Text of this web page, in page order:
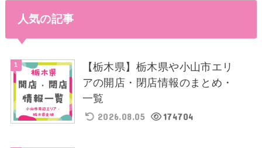
人気の記事
【栃木県】栃木県や小山市エリ
アの開店・閉店情報のまとめ・
一覧
2026.08.05 174704